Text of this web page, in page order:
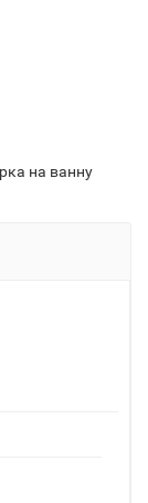
на ванну